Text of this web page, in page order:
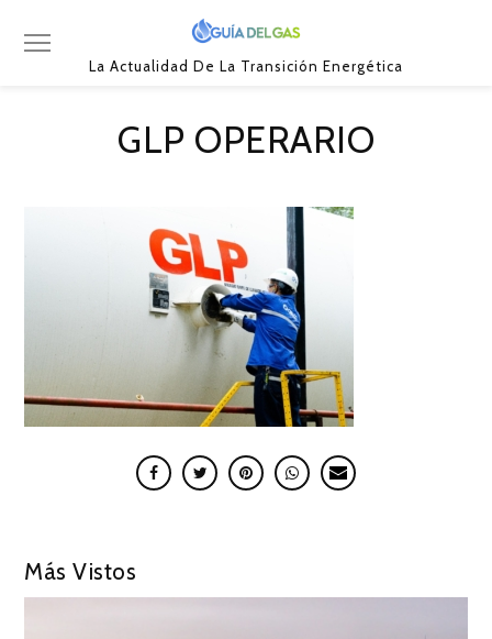
La Actualidad De La Transición Energética
GLP OPERARIO
Más Vistos